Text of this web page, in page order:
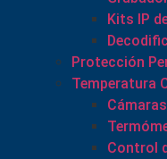
Kits IP
Protección
Temperatura
Control